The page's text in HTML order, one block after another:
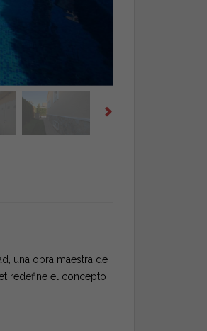
una obra maestra de
redefine el concepto